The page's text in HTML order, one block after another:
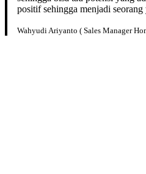
positif sehingga menjadi seorang
Wahyudi Ariyanto ( Sales Manager